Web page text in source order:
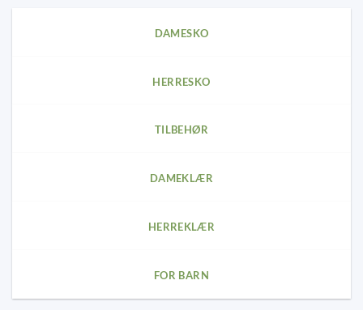
DAMESKO
HERRESKO
TILBEHØR
DAMEKLÆR
HERREKLÆR
FOR BARN